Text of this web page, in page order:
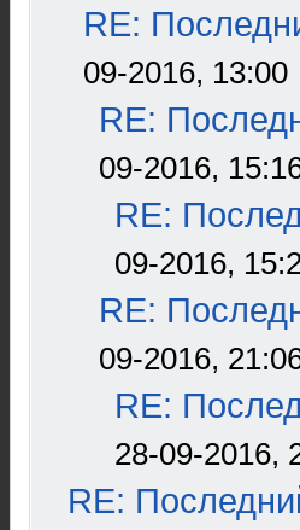
RE:
09-2016, 13:00
RE:
09-2016,
RE:
09-2016,
RE:
09-2016,
RE:
28-09-2016,
RE: